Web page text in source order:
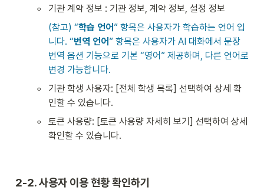
◦
기관 계약 정보 : 기관 정보, 계약 정보, 설정 정보
(참고) “학습 언어 ” 항목은 사용자가 학습하는 언어 입
니다. “번역 언어 ” 항목은 사용자가 AI 대화에서 문장
번역 옵션 기능으로 기본 “영어” 제공하며, 다른 언어로
변경 가능합니다.
◦
기관 학생 사용자: [전체 학생 목록] 선택하여 상세 확
인할 수 있습니다.
◦
토큰 사용량: [토큰 사용량 자세히 보기] 선택하여 상세
확인할 수 있습니다.
2-2. 사용자 이용 현황 확인하기